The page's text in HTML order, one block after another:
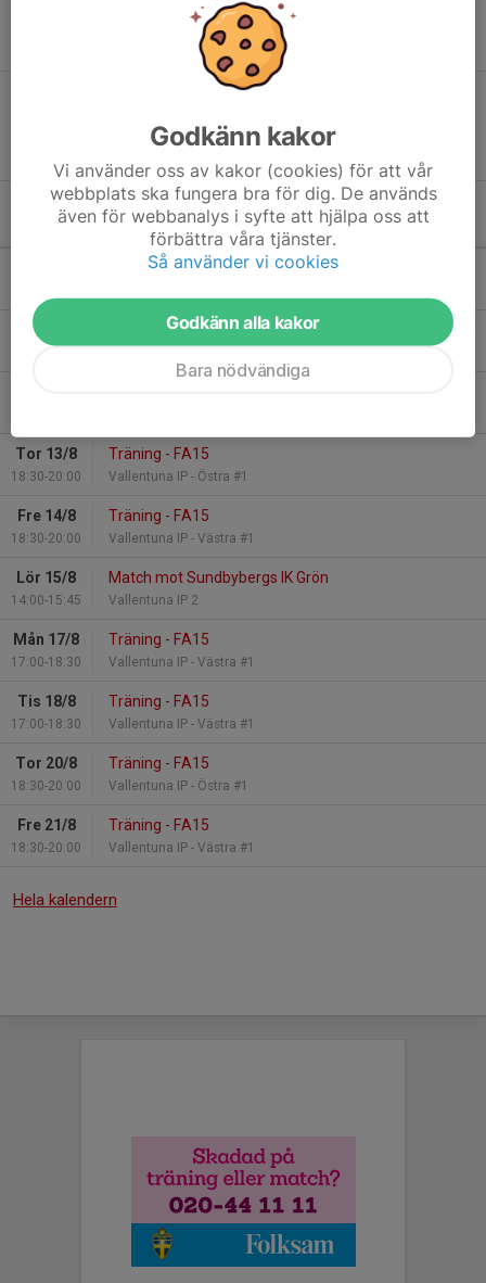
Vid eventuella frågor vänligen kontakta
Registrera er här
Kommande aktiviteter
Match mot Sollentuna FK F15 A
Mån 10/8 Träning - FA15
Tor 13/8
18:30-20:00
Träning - FA15
Vallentuna IP - Östra #1
Fre 14/8
18:30-20:00
Träning - FA15
Vallentuna IP - Västra #1
Lör 15/8
14:00-15:45
Match mot Sundbybergs IK Grön
Vallentuna IP 2
Mån 17/8
17:00-18:30
Träning - FA15
Vallentuna IP - Västra #1
Tis 18/8
17:00-18:30
Träning - FA15
Vallentuna IP - Västra #1
Tor 20/8
18:30-20:00
Träning - FA15
Vallentuna IP - Östra #1
Fre 21/8
18:30-20:00
Träning - FA15
Vallentuna IP - Västra #1
Hela kalendern
Godkänn kakor
Vi använder oss av kakor (cookies) för att vår
webbplats ska fungera bra för dig. De används
även för webbanalys i syfte att hjälpa oss att
förbättra våra tjänster.
Så använder vi cookies
Godkänn alla kakor
Bara nödvändiga